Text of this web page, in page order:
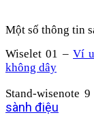
Một số thông tin
Wiselet 01 –Ví
không dây
Stand-wisenote
sành điệu